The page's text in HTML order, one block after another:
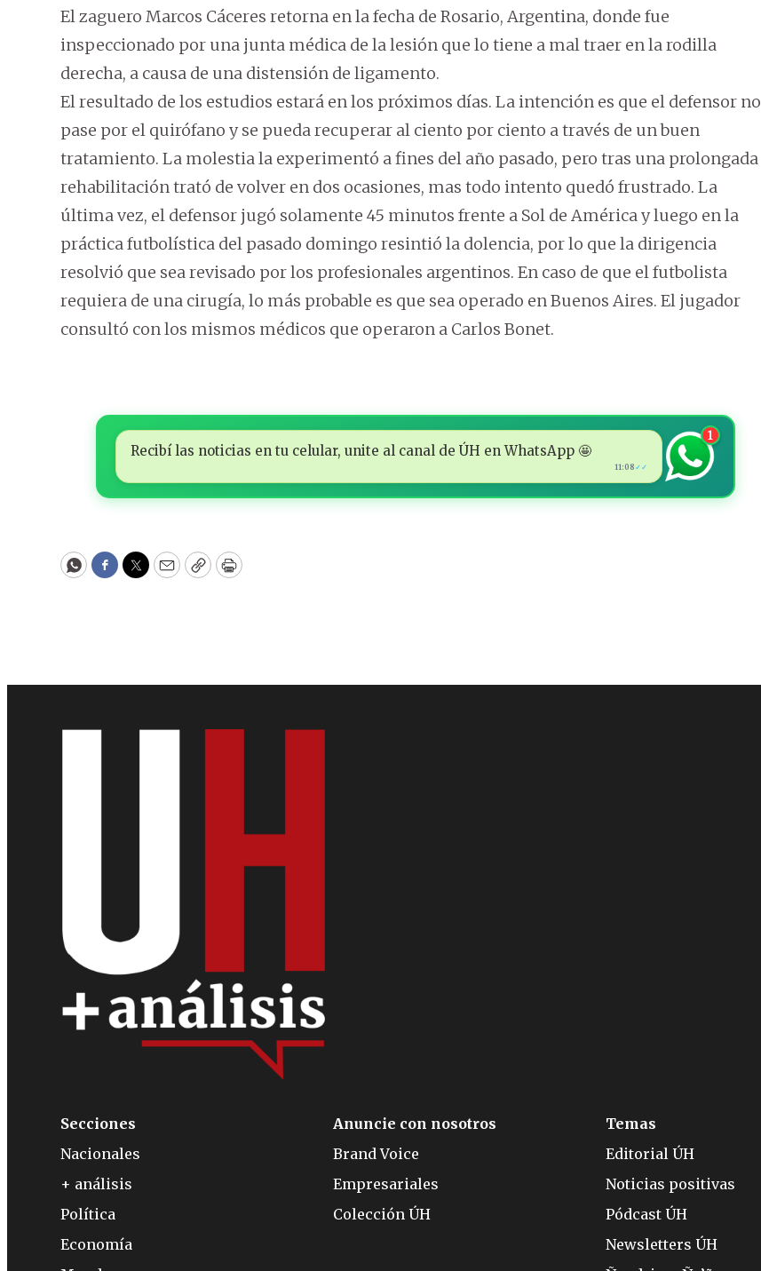
El zaguero Marcos Cáceres retorna en la fecha de Rosario, Argentina, donde fue
inspeccionado por una junta médica de la lesión que lo tiene a mal traer en la rodilla
derecha, a causa de una distensión de ligamento.
El resultado de los estudios estará en los próximos días. La intención es que el defensor no
pase por el quirófano y se pueda recuperar al ciento por ciento a través de un buen
tratamiento. La molestia la experimentó a fines del año pasado, pero tras una prolongada
rehabilitación trató de volver en dos ocasiones, mas todo intento quedó frustrado. La
última vez, el defensor jugó solamente 45 minutos frente a Sol de América y luego en la
práctica futbolística del pasado domingo resintió la dolencia, por lo que la dirigencia
resolvió que sea revisado por los profesionales argentinos. En caso de que el futbolista
requiera de una cirugía, lo más probable es que sea operado en Buenos Aires. El jugador
consultó con los mismos médicos que operaron a Carlos Bonet.
Recibí las noticias en tu celular, unite al canal de ÚH en WhatsApp 🤩
11:08 ✓✓
1
WhatsApp
Facebook
Twitter
EmailCopyPrint
Secciones
Nacionales
+ análisis
Política
Economía
Anuncie con nosotros
Brand Voice
Empresariales
Colección ÚH
Temas
Editorial ÚH
Noticias positivas
Pódcast ÚH
Newsletters ÚH